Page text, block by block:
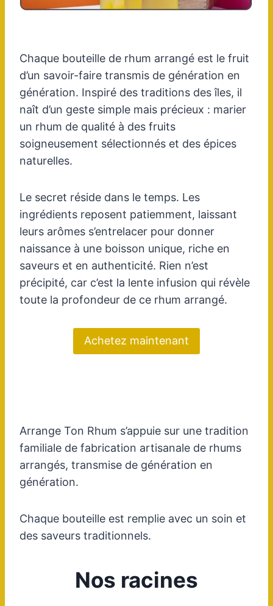
Chaque bouteille de rhum arrangé est le fruit
d’un savoir-faire transmis de génération en
génération. Inspiré des traditions des îles, il
naît d’un geste simple mais précieux : marier
un rhum de qualité à des fruits
soigneusement sélectionnés et des épices
naturelles.
Le secret réside dans le temps. Les
ingrédients reposent patiemment, laissant
leurs arômes s’entrelacer pour donner
naissance à une boisson unique, riche en
saveurs et en authenticité. Rien n’est
précipité, car c’est la lente infusion qui révèle
toute la profondeur de ce rhum arrangé.
Achetez maintenant
Arrange Ton Rhum s’appuie sur une tradition
familiale de fabrication artisanale de rhums
arrangés, transmise de génération en
génération.
Chaque bouteille est remplie avec un soin et
des saveurs traditionnels.
Nos racines